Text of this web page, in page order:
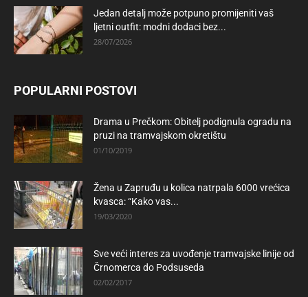
Jedan detalj može potpuno promijeniti vaš
ljetni outfit: modni dodaci bez...
28/07/2026
POPULARNI POSTOVI
Drama u Prečkom: Obitelj podignula ogradu na
pruzi na tramvajskom okretištu
01/10/2019
Žena u Zapruđu u kolica natrpala 6000 vrećica
kvasca: “Kako vas...
19/03/2020
Sve veći interes za uvođenje tramvajske linije od
Črnomerca do Podsuseda
02/02/2017